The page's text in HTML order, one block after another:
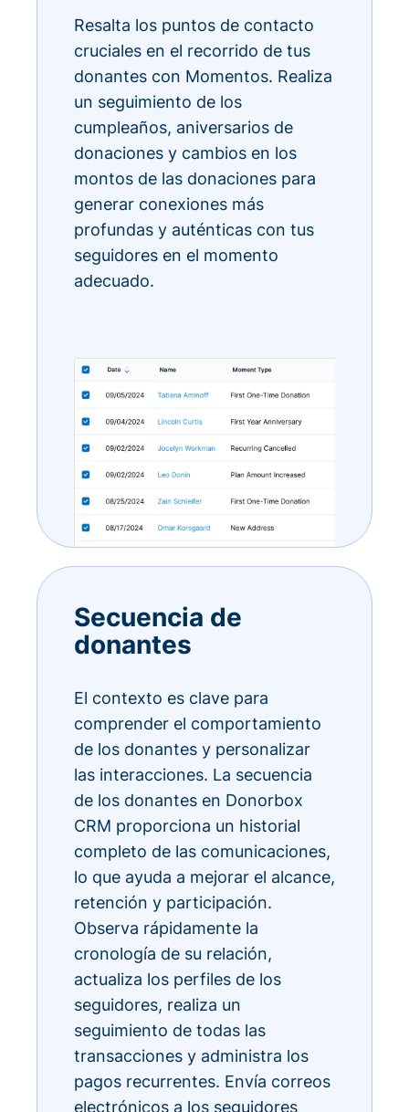
Resalta los puntos de contacto
cruciales en el recorrido de tus
donantes con Momentos. Realiza
un seguimiento de los
cumpleaños, aniversarios de
donaciones y cambios en los
montos de las donaciones para
generar conexiones más
profundas y auténticas con tus
seguidores en el momento
adecuado.
Secuencia de
donantes
El contexto es clave para
comprender el comportamiento
de los donantes y personalizar
las interacciones. La secuencia
de los donantes en Donorbox
CRM proporciona un historial
completo de las comunicaciones,
lo que ayuda a mejorar el alcance,
retención y participación.
Observa rápidamente la
cronología de su relación,
actualiza los perfiles de los
seguidores, realiza un
seguimiento de todas las
transacciones y administra los
pagos recurrentes. Envía correos
electrónicos a los seguidores